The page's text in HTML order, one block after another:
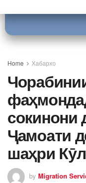
Home Хабархо
сокинони
Ҷамоати
шаҳри
by Migration